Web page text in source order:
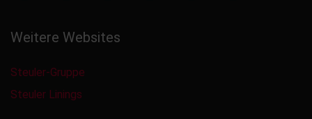
Weitere Websites
Steuler-Gruppe
Steuler Linings